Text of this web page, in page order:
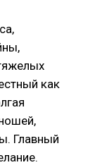
как
Главный